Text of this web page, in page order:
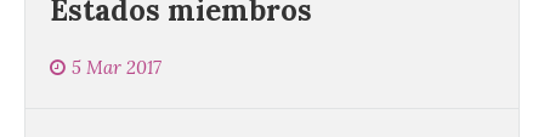
Estados miembros
5 Mar 2017